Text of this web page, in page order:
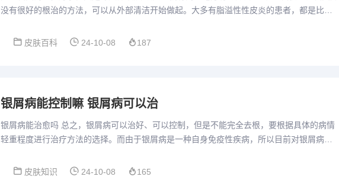
没有很好的根治的方法，可以从外部清洁开始做起。大多有脂溢性性皮炎的患者，都是比较
皮肤百科
24-10-08 187
银屑病能控制嘛 银屑病可以治
银屑病能治愈吗 总之，银屑病可以治好、可以控制，但是不能完全去根，要根据具体的病情
轻重程度进行治疗方法的选择。而由于银屑病是一种自身免疫性疾病，所以目前对银屑病的
皮肤知识
24-10-08 165